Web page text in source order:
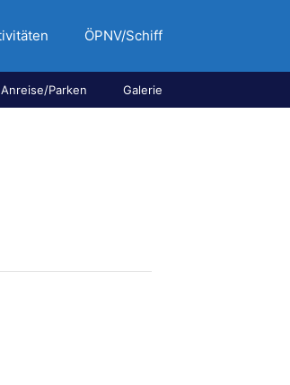
ÖPNV/Schiff
Anreise/Parken Galerie